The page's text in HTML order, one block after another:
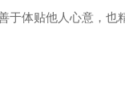
于体贴他人心意，也